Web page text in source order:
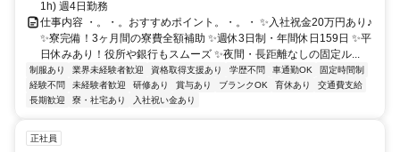
1h) 週4日勤務
仕事内容 ・。・。おすすめポイント。・。・ ✨入社祝金20万円あり♪
✨寮完備！3ヶ月間の寮費全額補助 ✨週休3日制・年間休日159日 ✨平
日休みあり！役所や銀行もスムーズ ✨夜間・長距離なしの固定ル...
制服あり 業界未経験者歓迎 資格取得支援あり 学歴不問 車通勤OK
固定時間制
経験不問
未経験者歓迎 研修あり 賞与あり ブランクOK 育休あり
交通費支給
長期歓迎
寮・社宅あり 入社祝い金あり
正社員